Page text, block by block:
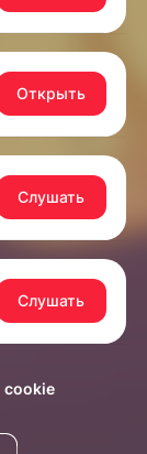
Открыть
Слушать
Слушать
cookie